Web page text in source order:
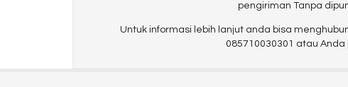
pengiriman Tanpa
Untuk informasi lebih lanjut anda bisa
085710030301 atau Anda